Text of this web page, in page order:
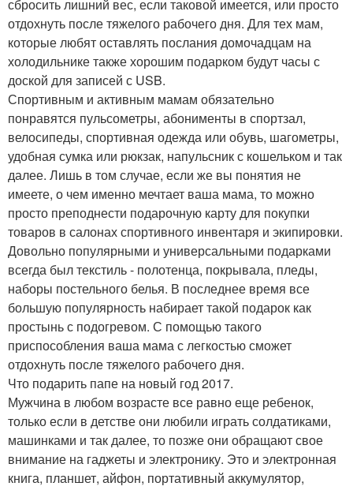
сбросить лишний вес, если таковой имеется, или просто
отдохнуть после тяжелого рабочего дня. Для тех мам,
которые любят оставлять послания домочадцам на
холодильнике также хорошим подарком будут часы с
доской для записей с USB.
Спортивным и активным мамам обязательно
понравятся пульсометры, абонименты в спортзал,
велосипеды, спортивная одежда или обувь, шагометры,
удобная сумка или рюкзак, напульсник с кошельком и так
далее. Лишь в том случае, если же вы понятия не
имеете, о чем именно мечтает ваша мама, то можно
просто преподнести подарочную карту для покупки
товаров в салонах спортивного инвентаря и экипировки.
Довольно популярными и универсальными подарками
всегда был текстиль - полотенца, покрывала, пледы,
наборы постельного белья. В последнее время все
большую популярность набирает такой подарок как
простынь с подогревом. С помощью такого
приспособления ваша мама с легкостью сможет
отдохнуть после тяжелого рабочего дня.
Что подарить папе на новый год 2017.
Мужчина в любом возрасте все равно еще ребенок,
только если в детстве они любили играть солдатиками,
машинками и так далее, то позже они обращают свое
внимание на гаджеты и электронику. Это и электронная
книга, планшет, айфон, портативный аккумулятор,